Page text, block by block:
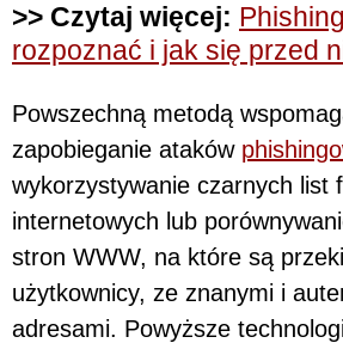
>> Czytaj więcej:
rozpoznać i jak się przed
Powszechną metodą
zapobieganie ataków
wykorzystywanie czarnych list
internetowych lub
stron WWW, na które są
użytkownicy, ze znanymi i
adresami. Powyższe